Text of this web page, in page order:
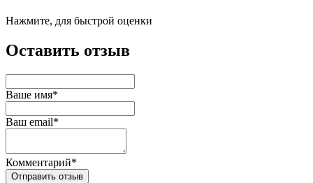
Нажмите, для быстрой оценки
Оставить отзыв
Ваше имя*
Ваш email*
Комментарий*
Отправить отзыв